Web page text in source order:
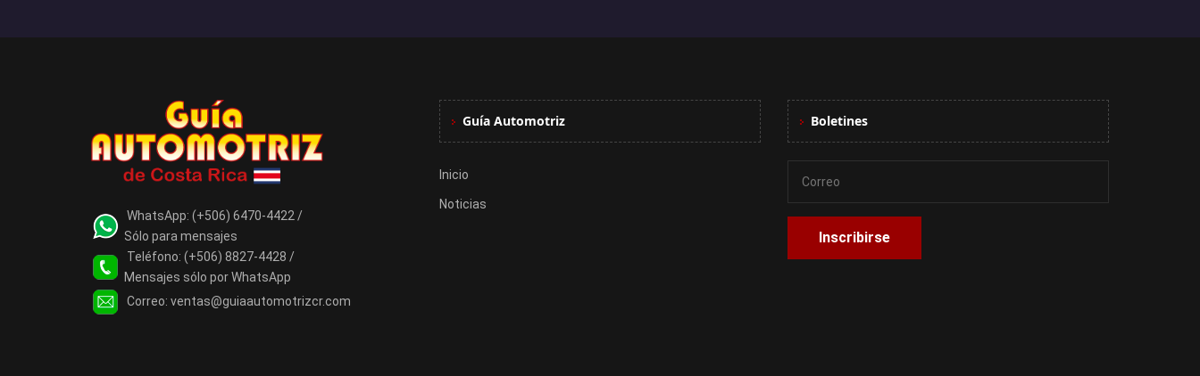
WhatsApp: (+506) 6470-4422 /
Sólo para mensajes
Teléfono: (+506) 8827-4428 /
Mensajes sólo por WhatsApp
Correo: ventas@guiaautomotrizcr.com
Guía Automotriz
Inicio
Noticias
Boletines